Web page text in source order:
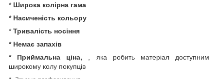
* Широка колірна гама
* Насиченість кольору
* Тривалість носіння
* Немає запахів
* Приймальна ціна,
, яка робить матеріал доступним
широкому колу покупців